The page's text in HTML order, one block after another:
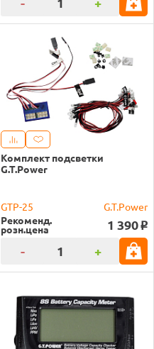
Комплект подсветки
G.T.Power
GTP-25
G.T.Power
Рекоменд.
розн.цена 1 390 o
- +